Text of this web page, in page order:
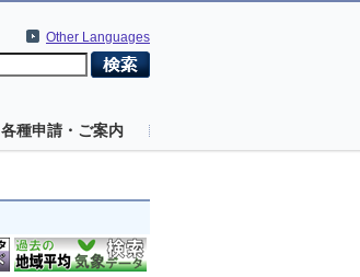
Other Languages
各種申請・ご案内